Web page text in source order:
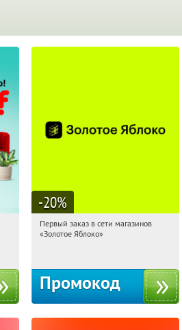
-20%
17:18:02
Получи первым!
Первый заказ в сети магазинов
«Золотое Яблоко»
Промокод